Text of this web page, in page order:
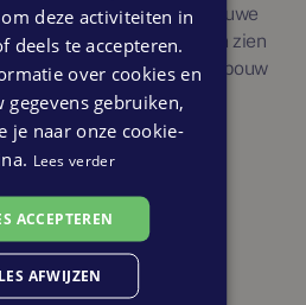
zijn. De toestroom van nieuwe
van het dorp laten zien
is geïnvesteerd in nieuwbouw
8.500
km²
€395.000
35 – 55 jaar
deze activiteiten in
deels te accepteren.
over cookies en
gegevens gebruiken,
je naar onze cookie-
Lees verder
ACCEPTEREN
AFWIJZEN